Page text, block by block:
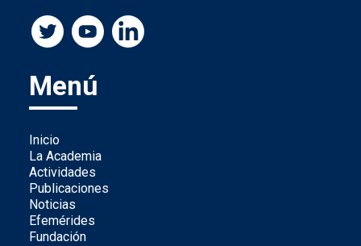
Menú
Inicio
La Academia
Actividades
Publicaciones
Noticias
Efemérides
Fundación